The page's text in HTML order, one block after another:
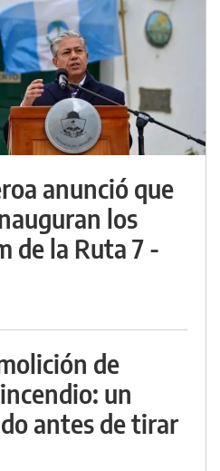
anunció que
los
de la Ruta 7 -
de
un
antes de tirar